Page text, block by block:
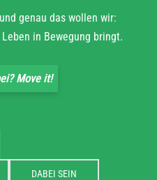
genau das wollen wir:
in Bewegung bringt.
Move it!
DABEI SEIN